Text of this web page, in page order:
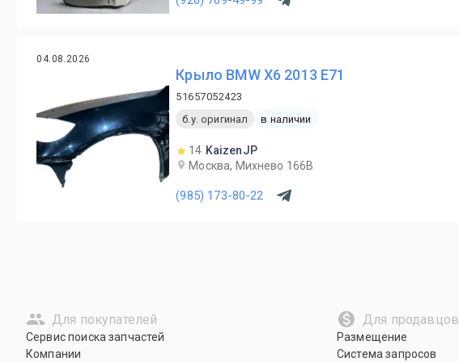
04.08.2026
Крыло BMW X6 2013 E71
51657052423
б.у. оригинал
в наличии
14 KaizenJP
Москва, Михнево 166В
(985) 173-80-22
Для покупателей
Сервис поиска запчастей
Компании
Для продавцов
Размещение
Система запросов